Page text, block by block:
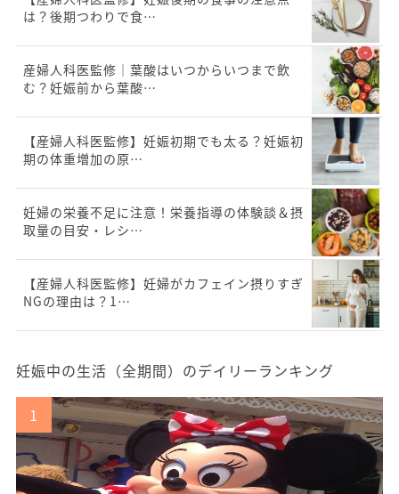
は？後期つわりで食…
産婦人科医監修｜葉酸はいつからいつまで飲
む？妊娠前から葉酸…
【産婦人科医監修】妊娠初期でも太る？妊娠初
期の体重増加の原…
妊婦の栄養不足に注意！栄養指導の体験談＆摂
取量の目安・レシ…
【産婦人科医監修】妊婦がカフェイン摂りすぎ
NGの理由は？1…
妊娠中の生活（全期間）のデイリーランキング